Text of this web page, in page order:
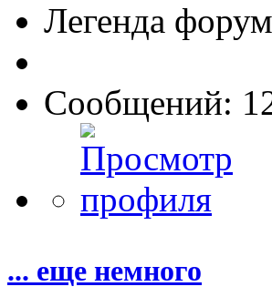
Легенда
Сообщений:
... еще немного